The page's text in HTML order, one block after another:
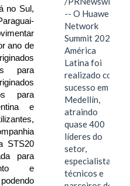
no Sul,
ano de
para
para
e
STS20
para
e
-- O Huawei
Network
Summit 2026
América
Latina foi
realizado com
sucesso em
Medellín,
atraindo
quase 400
líderes do
setor,
especialistas
técnicos e